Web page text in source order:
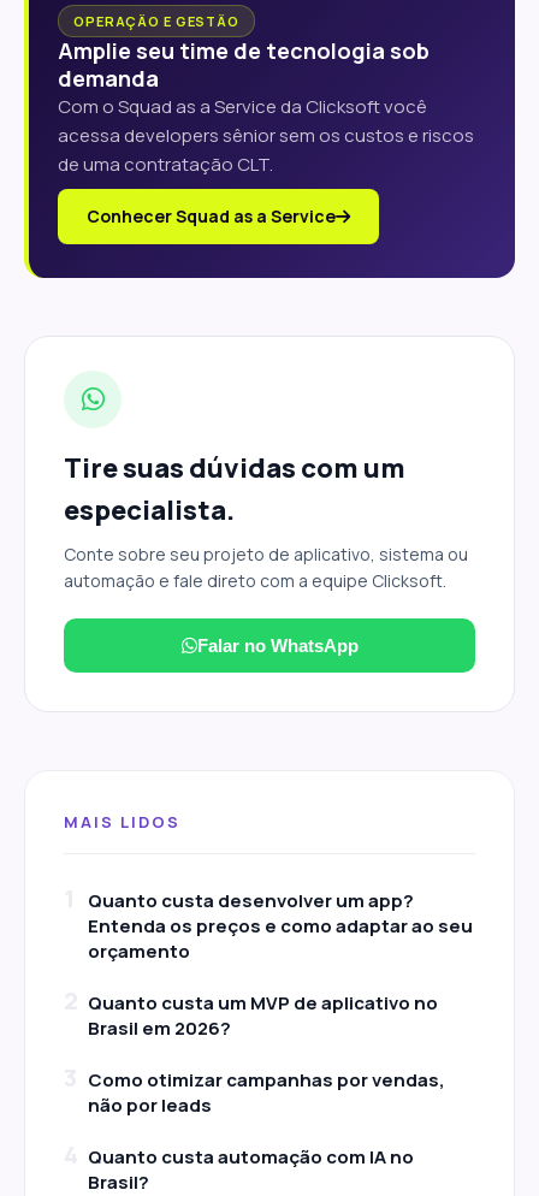
OPERAÇÃO E GESTÃO
Amplie seu time de tecnologia sob
demanda
Com o Squad as a Service da Clicksoft você
acessa developers sênior sem os custos e riscos
de uma contratação CLT.
Conhecer Squad as a Service
Tire suas dúvidas com um
especialista.
Conte sobre seu projeto de aplicativo, sistema ou
automação e fale direto com a equipe Clicksoft.
Falar no WhatsApp
MAIS LIDOS
Quanto custa desenvolver um app?
Entenda os preços e como adaptar ao seu
orçamento
Quanto custa um MVP de aplicativo no
Brasil em 2026?
Como otimizar campanhas por vendas,
não por leads
Quanto custa automação com IA no
Brasil?